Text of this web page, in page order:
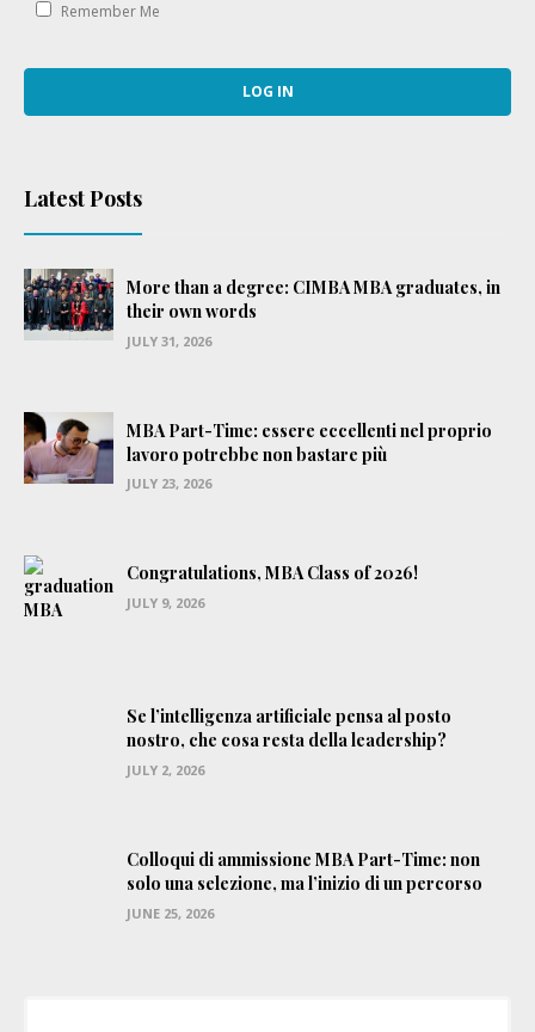
Remember Me
Latest Posts
More than a degree: CIMBA MBA graduates, in
their own words
JULY 31, 2026
MBA Part-Time: essere eccellenti nel proprio
lavoro potrebbe non bastare più
JULY 23, 2026
Congratulations, MBA Class of 2026!
JULY 9, 2026
Se l’intelligenza artificiale pensa al posto
nostro, che cosa resta della leadership?
JULY 2, 2026
Colloqui di ammissione MBA Part-Time: non
solo una selezione, ma l’inizio di un percorso
JUNE 25, 2026